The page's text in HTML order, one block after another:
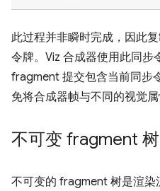
此过程并非瞬时完成，因此
令牌。Viz 合成器使用此同步
fragment 提交包含当前同步
免将合成器帧与不同的视觉属
不可变 fragment 树
不可变的 fragment 树是渲染